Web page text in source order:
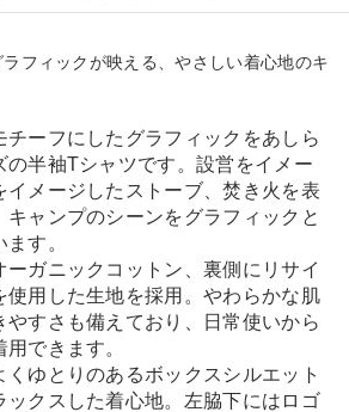
フィックが映える、やさしい着心地のキ
チーフにしたグラフィックをあしら
の半袖Tシャツです。設営をイメー
イメージしたストーブ、焚き火を表
ャンプのシーンをグラフィックと
す。
ガニックコットン、裏側にリサイ
使用した生地を採用。やわらかな肌
やすさも備えており、日常使いから
できます。
くゆとりのあるボックスシルエット
ックスした着心地。左脇下にはロゴ